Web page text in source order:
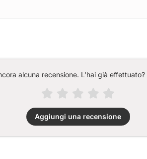
alcuna recensione. L'hai già
Aggiungi una recensione